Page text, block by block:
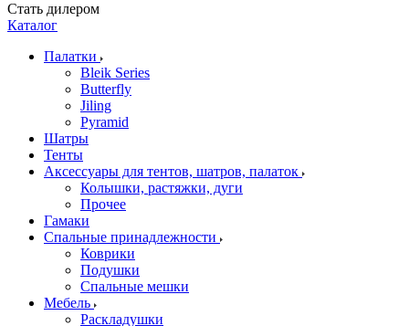
Стать дилером
Каталог
Палатки
Bleik Series
Butterfly
Jiling
Pyramid
Шатры
Тенты
Аксессуары для тентов, шатров, палаток
Колышки, растяжки, дуги
Прочее
Гамаки
Спальные принадлежности
Коврики
Подушки
Спальные мешки
Мебель
Раскладушки